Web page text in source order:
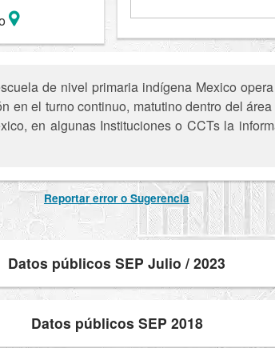
de nivel primaria indígena Mexico
en el turno continuo, matutino dentro del
en algunas Instituciones o CCTs la
Reportar error o Sugerencia
Datos públicos SEP Julio / 2023
Datos públicos SEP 2018